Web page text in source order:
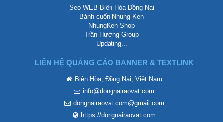
Seo WEB Biên Hòa Đồng Nai
Bánh cuốn Nhung Ken
NhungKen Shop
Trần Hướng Group
Updating...
LIÊN HỆ QUẢNG CÁO BANNER & TEXTLINK
Biên Hòa, Đồng Nai, Việt Nam
info@dongnairaovat.com
dongnairaovat.com@gmail.com
https://dongnairaovat.com